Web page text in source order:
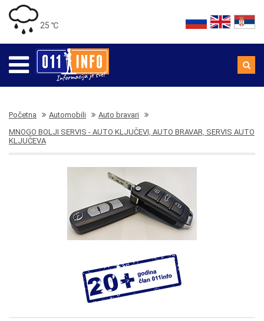
25 ℃
Početna Automobili
Auto bravari
MNOGO BOLJI SERVIS - AUTO KLJUČEVI, AUTO BRAVAR, SERVIS AUTO
KLJUČEVA